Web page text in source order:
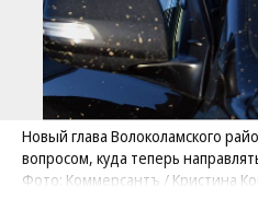
Новый глава Волоколамского
вопросом, куда теперь
Фото: Коммерсантъ / Кристина